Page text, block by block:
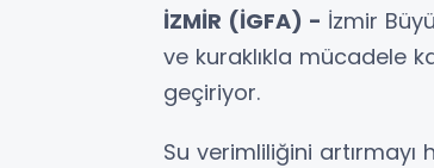
İZMİR (İGFA) - İzmir
ve kuraklıkla mücadele
geçiriyor.
Su verimliliğini artırmayı